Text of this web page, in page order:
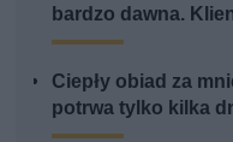
bardzo dawna.
Ciepły obiad za
potrwa tylko kilka